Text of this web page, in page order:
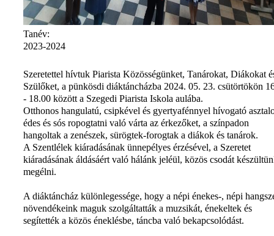
Tanév:
2023-2024
Szeretettel hívtuk Piarista Közösségünket, Tanárokat, Diákokat
Szülőket, a pünkösdi diáktáncházba 2024. 05. 23. csütörtökön
- 18.00 között a Szegedi Piarista Iskola aulába.
Otthonos hangulatú, csipkével és gyertyafénnyel hívogató
édes és sós ropogtatni való várta az érkezőket, a színpadon
hangoltak a zenészek, sürögtek-forogtak a diákok és tanárok.
A Szentlélek kiáradásának ünnepélyes érzésével, a Szeretet
kiáradásának áldásáért való hálánk jeléül, közös csodát
megélni.
A diáktáncház különlegessége, hogy a népi énekes-, népi
növendékeink maguk szolgáltatták a muzsikát, énekeltek és
segítették a közös éneklésbe, táncba való bekapcsolódást.